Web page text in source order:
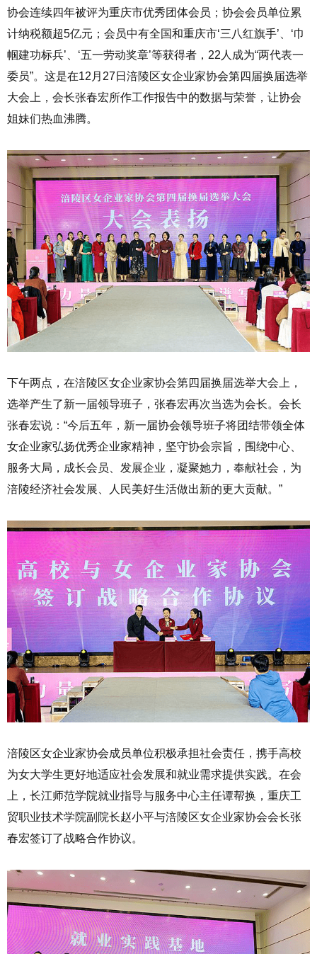
协会连续四年被评为重庆市优秀团体会员；协会会员单位累
计纳税额超5亿元；会员中有全国和重庆市‘三八红旗手’、‘巾
帼建功标兵’、‘五一劳动奖章’等获得者，22人成为“两代表一
委员”。这是在12月27日涪陵区女企业家协会第四届换届选举
大会上，会长张春宏所作工作报告中的数据与荣誉，让协会
姐妹们热血沸腾。
下午两点，在涪陵区女企业家协会第四届换届选举大会上，
选举产生了新一届领导班子，张春宏再次当选为会长。会长
张春宏说：“今后五年，新一届协会领导班子将团结带领全体
女企业家弘扬优秀企业家精神，坚守协会宗旨，围绕中心、
服务大局，成长会员、发展企业，凝聚她力，奉献社会，为
涪陵经济社会发展、人民美好生活做出新的更大贡献。”
涪陵区女企业家协会成员单位积极承担社会责任，携手高校
为女大学生更好地适应社会发展和就业需求提供实践。在会
上，长江师范学院就业指导与服务中心主任谭帮换，重庆工
贸职业技术学院副院长赵小平与涪陵区女企业家协会会长张
春宏签订了战略合作协议。